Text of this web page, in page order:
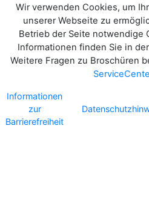
Wir verwenden Cookies, um
unserer Webseite zu
Betrieb der Seite notwendige
Informationen finden Sie in
Weitere Fragen zu Broschüren
Informationen
zur
Barrierefreiheit